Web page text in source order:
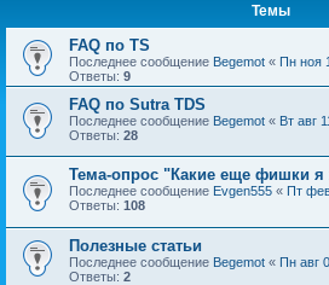
Темы
FAQ по TS
Последнее сообщение Begemot « Пн ноя
Ответы: 9
FAQ по Sutra TDS
Последнее сообщение Begemot « Вт авг
Ответы: 28
Тема-опрос "Какие еще фишки я
Последнее сообщение Evgen555 « Пт
Ответы: 108
Полезные статьи
Последнее сообщение Begemot « Пн авг
Ответы: 2